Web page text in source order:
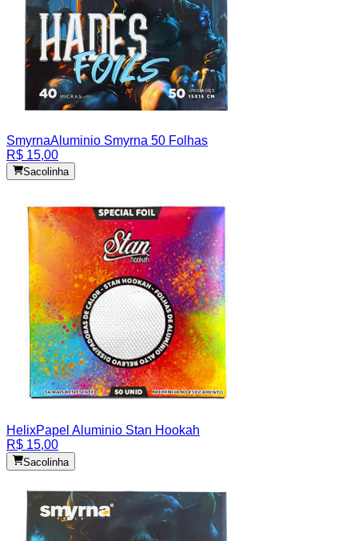
SmyrnaAluminio Smyrna 50 Folhas
R$ 15,00
Sacolinha
HelixPapel Aluminio Stan Hookah
R$ 15,00
Sacolinha